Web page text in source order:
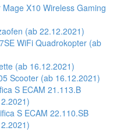
X10 Wireless Gaming
(ab 22.12.2021)
WiFi Quadrokopter (ab
(ab 16.12.2021)
Scooter (ab 16.12.2021)
S ECAM 21.113.B
S ECAM 22.110.SB